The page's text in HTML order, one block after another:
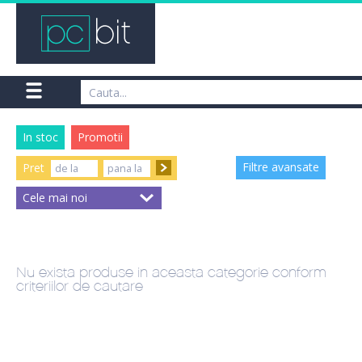
In stoc
Promotii
Pret
Filtre avansate
Nu exista produse in aceasta categorie conform
criteriilor de cautare